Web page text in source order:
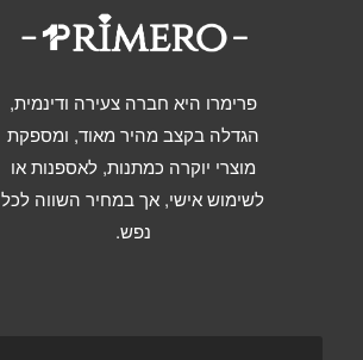
פרימרו היא חברה צעירה ודינמית,
הגדלה בקצב מהיר מאוד, ומספקת
מוצרי יוקרה כמתנות, לאספנות או
לשימוש אישי, אך במחיר השווה לכל
נפש.